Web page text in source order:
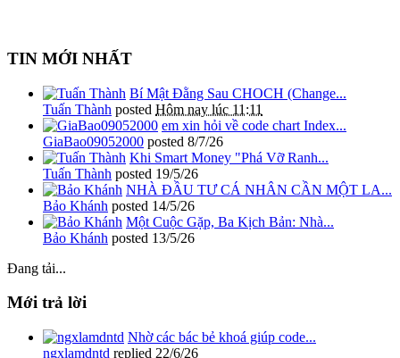
TIN MỚI NHẤT
Bí Mật Đằng Sau CHOCH (Change...
Tuấn Thành posted Hôm nay lúc 11:11
em xin hỏi về code chart Index...
GiaBao09052000 posted 8/7/26
Khi Smart Money "Phá Vỡ Ranh...
Tuấn Thành posted 19/5/26
NHÀ ĐẦU TƯ CÁ NHÂN CẦN MỘT LA...
Bảo Khánh posted 14/5/26
Một Cuộc Gặp, Ba Kịch Bản: Nhà...
Bảo Khánh posted 13/5/26
Đang tải...
Mới trả lời
Nhờ các bác bẻ khoá giúp code...
ngxlamdntd replied 22/6/26